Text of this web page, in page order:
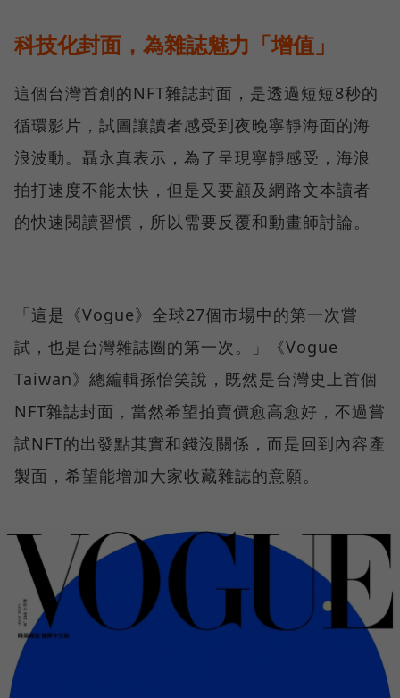
科技化封面，為雜誌魅力「增值」
這個台灣首創的NFT雜誌封面，是透過短短8秒的
循環影片，試圖讓讀者感受到夜晚寧靜海面的海
浪波動。聶永真表示，為了呈現寧靜感受，海浪
拍打速度不能太快，但是又要顧及網路文本讀者
的快速閱讀習慣，所以需要反覆和動畫師討論。
「這是《Vogue》全球27個市場中的第一次嘗
試，也是台灣雜誌圈的第一次。」《Vogue
Taiwan》總編輯孫怡笑說，既然是台灣史上首個
NFT雜誌封面，當然希望拍賣價愈高愈好，不過嘗
試NFT的出發點其實和錢沒關係，而是回到內容產
製面，希望能增加大家收藏雜誌的意願。